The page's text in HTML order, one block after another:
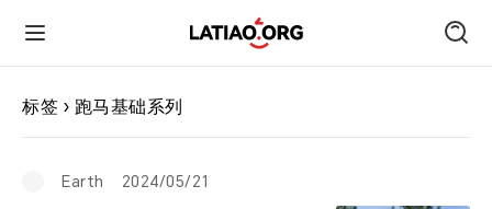
首页
标签 › 跑马基础系列
Earth 2024/05/21